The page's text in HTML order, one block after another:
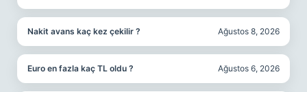
Nakit avans kaç kez çekilir ? Ağustos 8, 2026
Euro en fazla kaç TL oldu ? Ağustos 6, 2026